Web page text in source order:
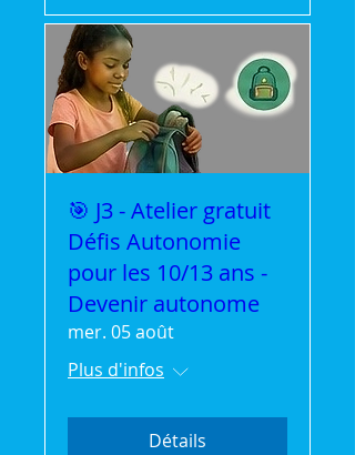
🎯 J3 - Atelier gratuit
Défis Autonomie
pour les 10/13 ans -
Devenir autonome
mer. 05 août
Plus d'infos
Détails